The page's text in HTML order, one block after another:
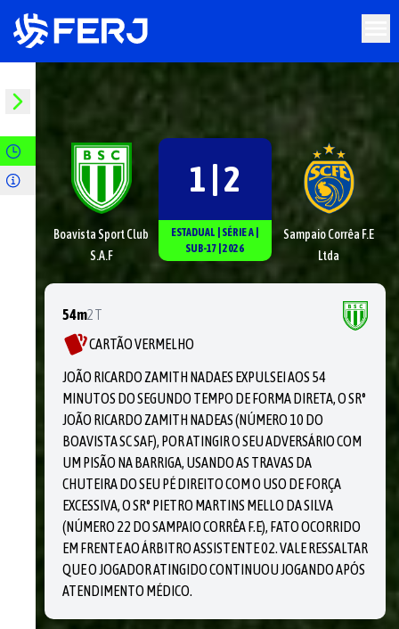
Boavista Sport Club
S.A.F
1 | 2
ESTADUAL SÉRIEA
SUB-17 2026
Sampaio Corrêa F.E
Ltda
54m2T
CARTÃO VERMELHO
JOÃO RICARDO ZAMITH NADAES EXPULSEI AOS 54
MINUTOS DO SEGUNDO TEMPO DE FORMA DIRETA, O SR°
JOÃO RICARDO ZAMITH NADEAS (NÚMERO 10 DO
BOAVISTA SC SAF), POR ATINGIR O SEU ADVERSÁRIO COM
UM PISÃO NA BARRIGA, USANDO AS TRAVAS DA
CHUTEIRA DO SEU PÉ DIREITO COM O USO DE FORÇA
EXCESSIVA, O SR° PIETRO MARTINS MELLO DA SILVA
(NÚMERO 22 DO SAMPAIO CORRÊA F.E), FATO OCORRIDO
EM FRENTE AO ÁRBITRO ASSISTENTE 02. VALE RESSALTAR
QUE O JOGADOR ATINGIDO CONTINUOU JOGANDO APÓS
ATENDIMENTO MÉDICO.